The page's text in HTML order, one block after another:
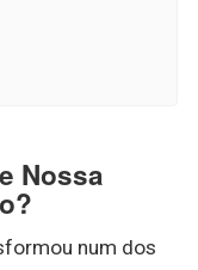
Nossa
num dos